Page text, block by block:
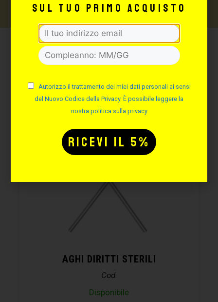
Potrebbe interessarti
AGHI DIRITTI STERILI
Cod.
Disponibile
sul tuo primo acquisto
Autorizzo il trattamento dei miei dati personali ai sensi
del Nuovo Codice della Privacy. È possibile leggere la
nostra politica sulla privacy